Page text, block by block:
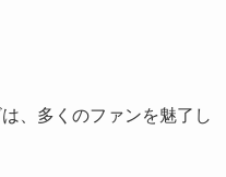
、多くのファンを魅了し